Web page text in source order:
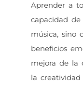
Aprender a
capacidad
música, sino
beneficios
mejora de la
la